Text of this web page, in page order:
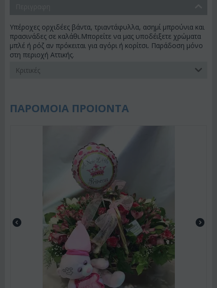
Υπέροχες ορχιδέες βάντα, τριαντάφυλλα, ασημί μπρούνια και
πρασινάδες σε καλάθι.Μπορείτε να μας υποδέιξετε χρώματα
μπλέ ή ρόζ αν πρόκειται για αγόρι ή κορίτσι. Παράδοση μόνο
στη περιοχή Αττικής.
Κριτικές
ΠΑΡΟΜΟΙΑ ΠΡΟΙΟΝΤΑ